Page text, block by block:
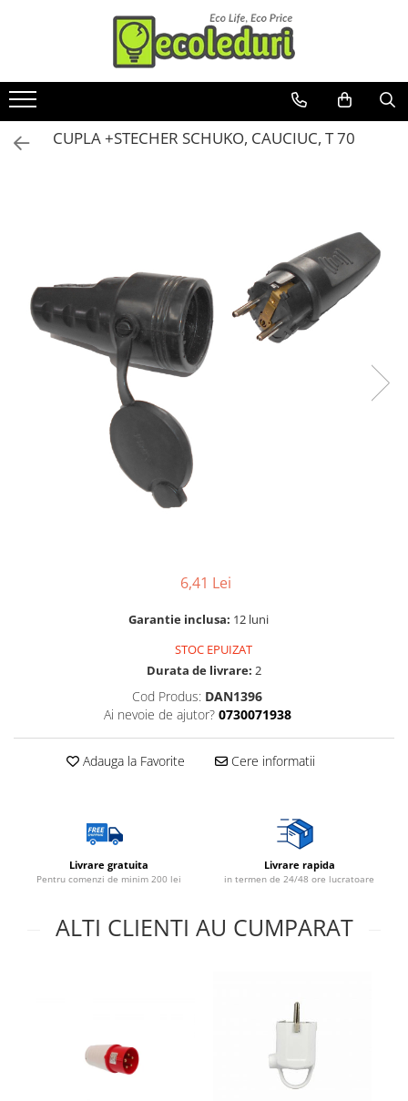
Toate Produsele
Banda LED
Ghirlande luminoase
Modul Led pentru aplica
Tub Neon Fluorescent (Clasic)
Tub Neon LED
Corpuri de iluminat
Corpuri Led - industriale
Lămpi portabile
miscare,crepuscular,dulii cu
Veioze/Lămpi/lampa de veghe
senzor
Spoturi led pe sina
Aparataj şi accesorii
Alimentatoare/Drivere
electrice/Morsete/reglete
CUPLA +STECHER SCHUKO, CAUCIUC, T 70
6,41 Lei
Garantie inclusa: 12 luni
STOC EPUIZAT
Durata de livrare: 2
Cod Produs: DAN1396
Ai nevoie de ajutor? 0730071938
Adauga la Favorite Cere informatii
Livrare gratuita
Pentru comenzi de minim 200 lei
Livrare rapida
in termen de 24/48 ore lucratoare
ALTI CLIENTI AU CUMPARAT